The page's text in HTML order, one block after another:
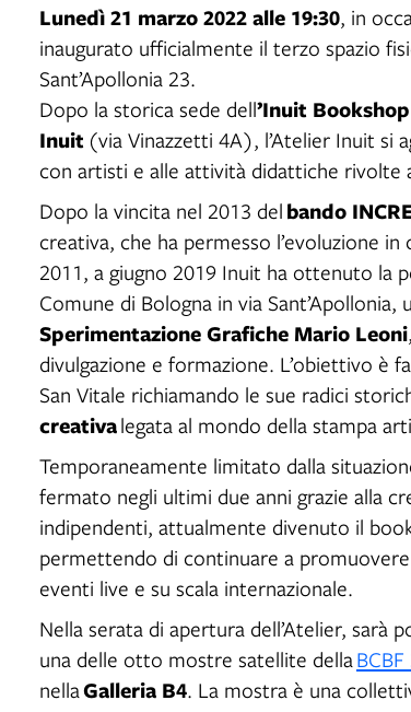
Lunedì 21 marzo 2022 alle 19:30, in
inaugurato ufficialmente il terzo spazio
Sant’Apollonia 23.
Dopo la storica sede dell’Inuit Bookshop
Inuit (via Vinazzetti 4A), l’Atelier Inuit si
con artisti e alle attività didattiche rivolte
Dopo la vincita nel 2013 del bando
creativa, che ha permesso l’evoluzione
2011, a giugno 2019 Inuit ha ottenuto la
Comune di Bologna in via
Sperimentazione Grafiche Mario Leoni
divulgazione e formazione. L’obiettivo è
San Vitale richiamando le sue radici
creativalegata al mondo della stampa
Temporaneamente limitato dalla
fermato negli ultimi due anni grazie alla
indipendenti, attualmente divenuto il
permettendo di continuare a
eventi live e su scala internazionale.
Nella serata di apertura dell’Atelier, sarà
una delle otto mostre satellite della
nellaGalleria B4. La mostra è una